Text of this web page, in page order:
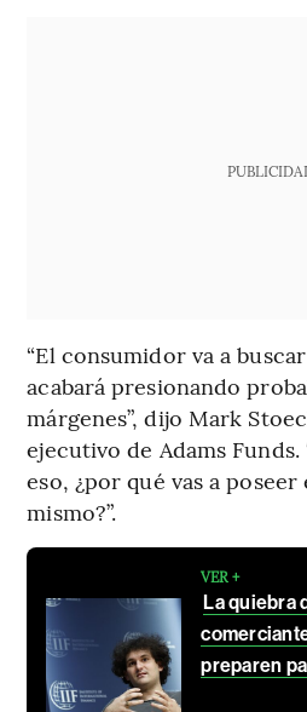
“El consumidor va a
acabará presionando
márgenes”, dijo Mark
ejecutivo de Adams Funds.
eso, ¿por qué vas a
mismo?”.
VER +
La quiebra
preparen